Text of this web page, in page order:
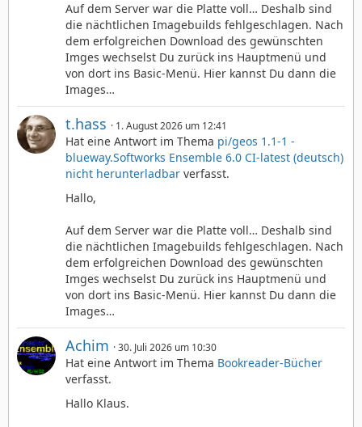
Auf dem Server war die Platte voll… Deshalb sind
die nächtlichen Imagebuilds fehlgeschlagen. Nach
dem erfolgreichen Download des gewünschten
Imges wechselst Du zurück ins Hauptmenü und
von dort ins Basic-Menü. Hier kannst Du dann die
Images…
t.hass 1. August 2026 um 12:41
Hat eine Antwort im Thema pi/geos 1.1-1 -
blueway.Softworks Ensemble 6.0 CI-latest (deutsch)
nicht herunterladbar verfasst.
Hallo,
Auf dem Server war die Platte voll… Deshalb sind
die nächtlichen Imagebuilds fehlgeschlagen. Nach
dem erfolgreichen Download des gewünschten
Imges wechselst Du zurück ins Hauptmenü und
von dort ins Basic-Menü. Hier kannst Du dann die
Images…
Achim 30. Juli 2026 um 10:30
Hat eine Antwort im Thema Bookreader-Bücher
verfasst.
Hallo Klaus.